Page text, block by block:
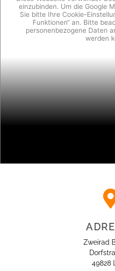
einzubinden. Um die Google
Sie bitte Ihre Cookie-
Funktionen“ an. Bitte
personenbezogene Daten
werden
Zweirad
49828